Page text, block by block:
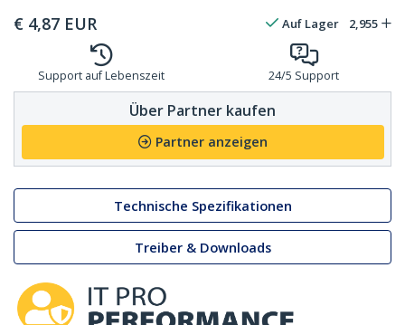
€ 4,87 EUR Auf Lager 2,955
Support auf Lebenszeit 24/5 Support
Über Partner kaufen
Partner anzeigen
Technische Spezifikationen
Treiber & Downloads